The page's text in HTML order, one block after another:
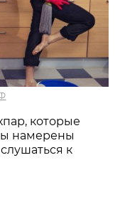
которые
намерены
к